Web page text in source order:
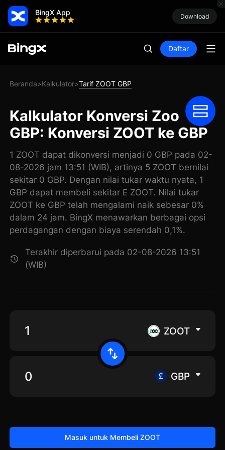
BingX App Download
Daftar
Beranda>Kalkulator>Tarif ZOOT GBP
Kalkulator Konversi Zoo
GBP: Konversi ZOOT ke GBP
1 ZOOT dapat dikonversi menjadi 0 GBP pada 02-
08-2026 jam 13:51 (WIB), artinya 5 ZOOT bernilai
sekitar 0 GBP. Dengan nilai tukar waktu nyata, 1
GBP dapat membeli sekitar E ZOOT. Nilai tukar
ZOOT ke GBP telah mengalami naik sebesar 0%
dalam 24 jam. BingX menawarkan berbagai opsi
perdagangan dengan biaya serendah 0,1%.
Terakhir diperbarui pada 02-08-2026 13:51
(WIB)
ZOOT
GBP
Masuk untuk Membeli ZOOT